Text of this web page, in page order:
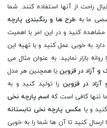
راحت از آنها استفاده کنند. شما
ما به طرح ها و رنگبندی پارچه
مشاهده کنید و در این امر با اهمیت
دارد به خوبی عمل کنید و با تهیه این
بازار نمایید. به عنوان مثال می
و آزاد در قزوینیا همچنین هر مدل
در قزوینرا تولید کنید و به
ما تنها کافی است که اسم پارچه نخی
و یا عکس پارچه نخی تابستانه
ارسال کنید تا آن ها شما را به خوبی